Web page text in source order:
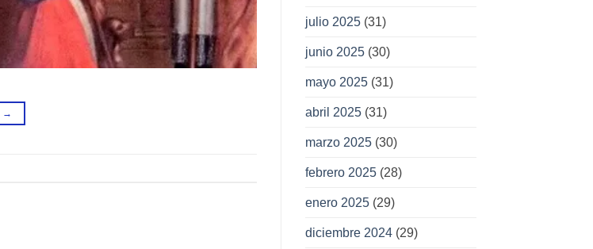
→
julio 2025(31)
junio 2025(30)
mayo 2025(31)
abril 2025(31)
marzo 2025(30)
febrero 2025(28)
enero 2025(29)
diciembre 2024(29)